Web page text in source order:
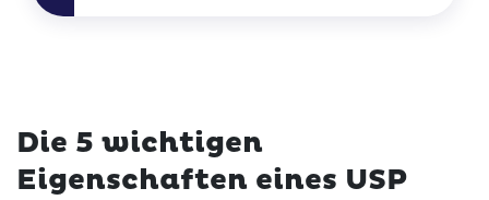
Die 5 wichtigen
Eigenschaften eines USP